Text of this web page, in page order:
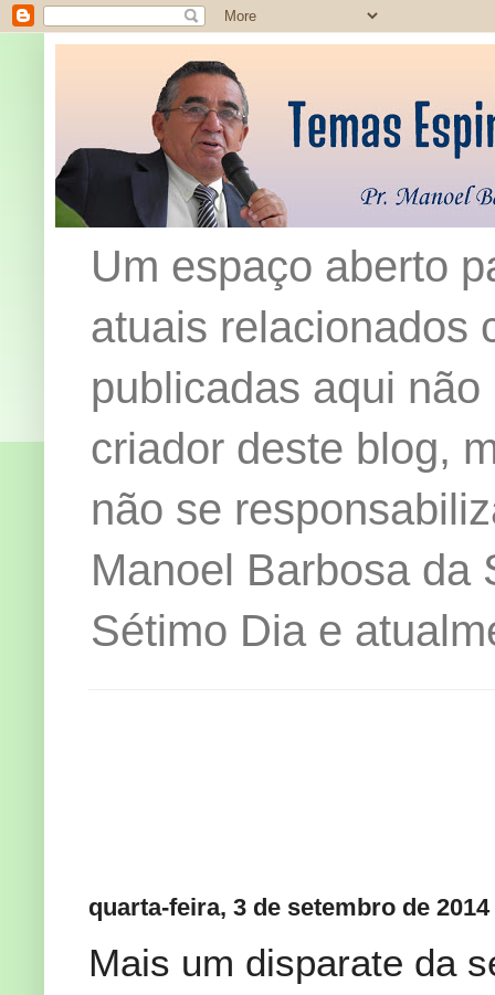
Um espaço aberto
atuais relacionados
publicadas aqui
criador deste blog,
não se
Manoel Barbosa da
Sétimo Dia e
quarta-feira, 3 de setembro de 2014
Mais um disparate da